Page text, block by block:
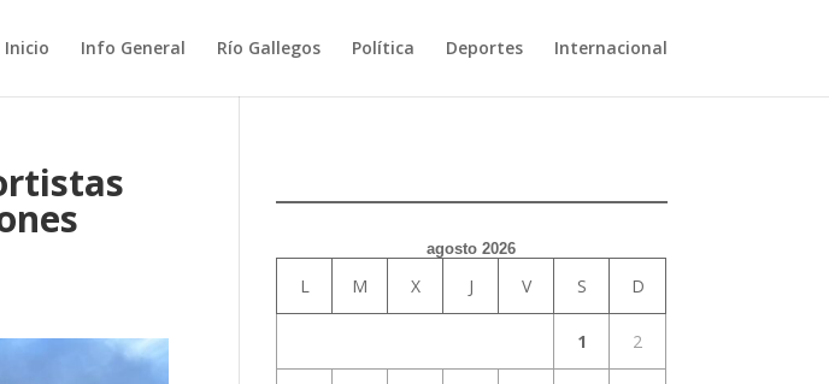
Inicio Info General Río Gallegos Política Deportes Internacional
agosto 2026
L M X J V S D
1 2